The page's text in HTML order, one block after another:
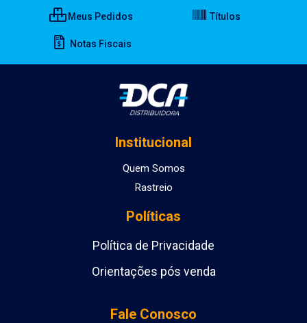
Meus Pedidos Títulos
Notas Fiscais
Institucional
Quem Somos
Rastreio
Políticas
Política de Privacidade
Orientações pós venda
Fale Conosco